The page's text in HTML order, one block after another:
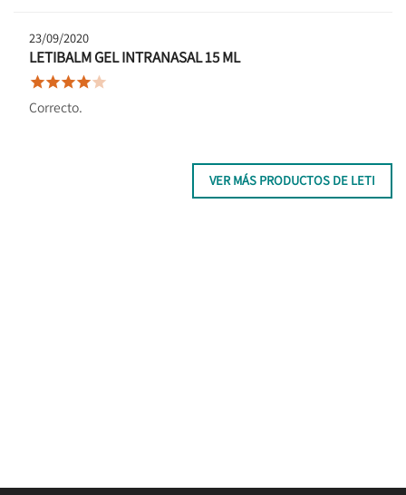
23/09/2020
LETIBALM GEL INTRANASAL 15 ML

Correcto.
VER MÁS PRODUCTOS DE LETI